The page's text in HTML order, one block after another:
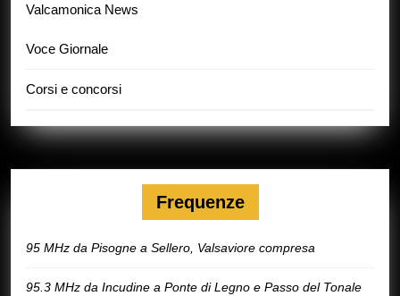
Valcamonica News
Voce Giornale
Corsi e concorsi
Frequenze
95 MHz da Pisogne a Sellero, Valsaviore compresa
95.3 MHz da Incudine a Ponte di Legno e Passo del Tonale